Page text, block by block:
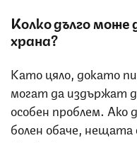
Колко дълго може
храна?
Като цяло, докато
могат да издържат
особен проблем.
болен обаче,